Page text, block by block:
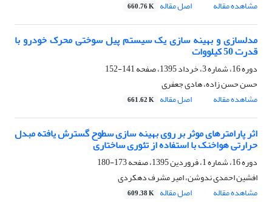
مشاهده مقاله
اصل مقاله 660.76 K
مدلسازی و بهینه سازی یک سیستم پیل سوختی محرک خودرو با
قدرت 50 کیلووات
دوره 16، شماره 3، خرداد 1395، صفحه
141-152
حسن حسن زاده، هادی جعفری
مشاهده مقاله
اصل مقاله 661.62 K
اثر پارامترها‌ی موثر بر روی بهینه سازی سطوح گسترش یافته مبدل
حرارتی هواخنک با استفاده از تئوری ساختاری
دوره 16، شماره 1، فروردین 1395، صفحه
173-180
افشین احمدی ندوشن، امیر مشرف دهکردی
مشاهده مقاله
اصل مقاله 609.38 K